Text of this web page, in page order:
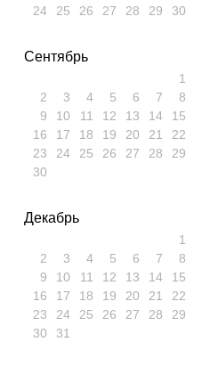
24
25 26 27 28 29 30
Сентябрь
1
2
3 4 5 6 7
8
9
10 11 12 13 14
15
16
17 18 19 20 21
22
23
24 25 26 27 28
29
30
Декабрь
1
2
3 4 5 6 7
8
9
10 11 12 13 14
15
16
17 18 19 20 21
22
23
24 25 26 27 28
29
30
31